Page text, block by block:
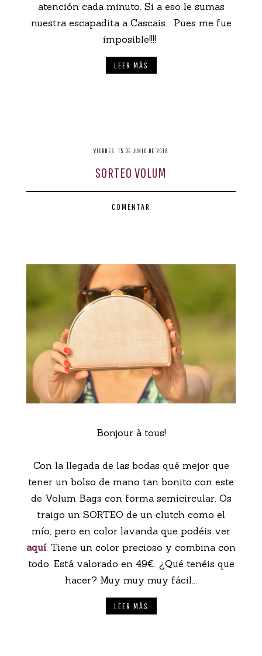
atención cada minuto. Si a eso le sumas
nuestra escapadita a Cascais... Pues me fue
imposible!!!!
LEER MÁS
VIERNES, 15 DE JUNIO DE 2018
SORTEO VOLUM
COMENTAR
Bonjour à tous!
Con la llegada de las bodas qué mejor que
tener un bolso de mano tan bonito con este
de Volum Bags con forma semicircular. Os
traigo un SORTEO de un clutch como el
mío, pero en color lavanda que podéis ver
aquí. Tiene un color precioso y combina con
todo. Está valorado en 49€. ¿Qué tenéis que
hacer? Muy muy muy fácil...
LEER MÁS